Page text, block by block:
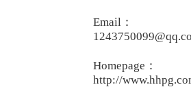
Email：
Homepage：
http://